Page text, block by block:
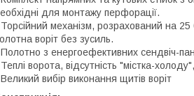
для монтажу перфорації.
механізм, розрахований на 25
воріт без зусиль.
з енергоефективних сендвіч-
ворота, відсутність "містка-
вибір виконання щитів воріт